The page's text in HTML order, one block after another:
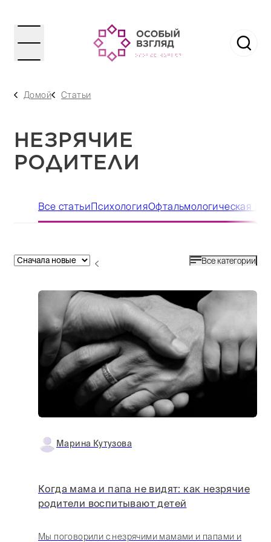
Домой Статьи
НЕЗРЯЧИЕ
РОДИТЕЛИ
Все статьиПсихологияОфтальмологическая
Все категории
Марина Кутузова
Когда мама и папа не видят: как незрячие
родители воспитывают детей
Мы поговорили с незрячими мамами и папами и